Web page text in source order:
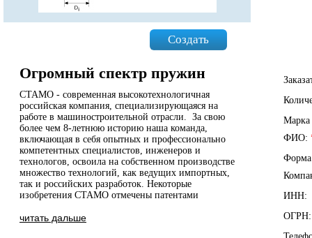
Создать
Огромный спектр пружин
СТАМО - современная высокотехнологичная
российская компания, специализирующаяся на
работе в машиностроительной отрасли. За свою
более чем 8-летнюю историю наша команда,
включающая в себя опытных и профессионально
компетентных специалистов, инженеров и
технологов, освоила на собственном производстве
множество технологий, как ведущих импортных,
так и российских разработок. Некоторые
изобретения СТАМО отмечены патентами
читать дальше
Марка
ФИО:
Форма
ИНН:
ОГРН: